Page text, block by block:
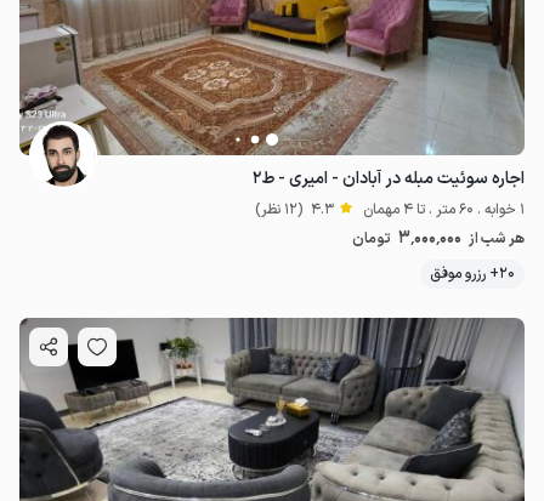
اجاره سوئیت مبله در آبادان - امیری - ط۲
1 خوابه . 60 متر . تا 4 مهمان 4.3 (12 نظر)
هر شب از 3٬000٬000 تومان
20+ رزرو موفق